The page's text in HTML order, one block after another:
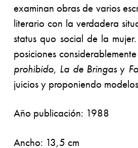
examinan obras de varios
literario con la verdadera
status quo social de la
posiciones
prohibido, La de Bringas y
juicios y proponiendo
Año publicación: 1988
Ancho: 13,5 cm